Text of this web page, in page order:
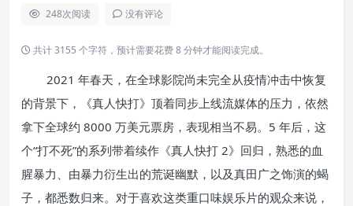
248次阅读 没有评论
共计 3155 个字符，预计需要花费 8 分钟才能阅读完成。
2021 年春天，在全球影院尚未完全从疫情冲击中恢复
的背景下，《真人快打》顶着同步上线流媒体的压力，依然
拿下全球约 8000 万美元票房，表现相当不易。5 年后，这
个“打不死”的系列带着续作《真人快打 2》回归，熟悉的血
腥暴力、由暴力衍生出的荒诞幽默，以及真田广之饰演的蝎
子，都悉数归来。对于喜欢这类重口味娱乐片的观众来说，